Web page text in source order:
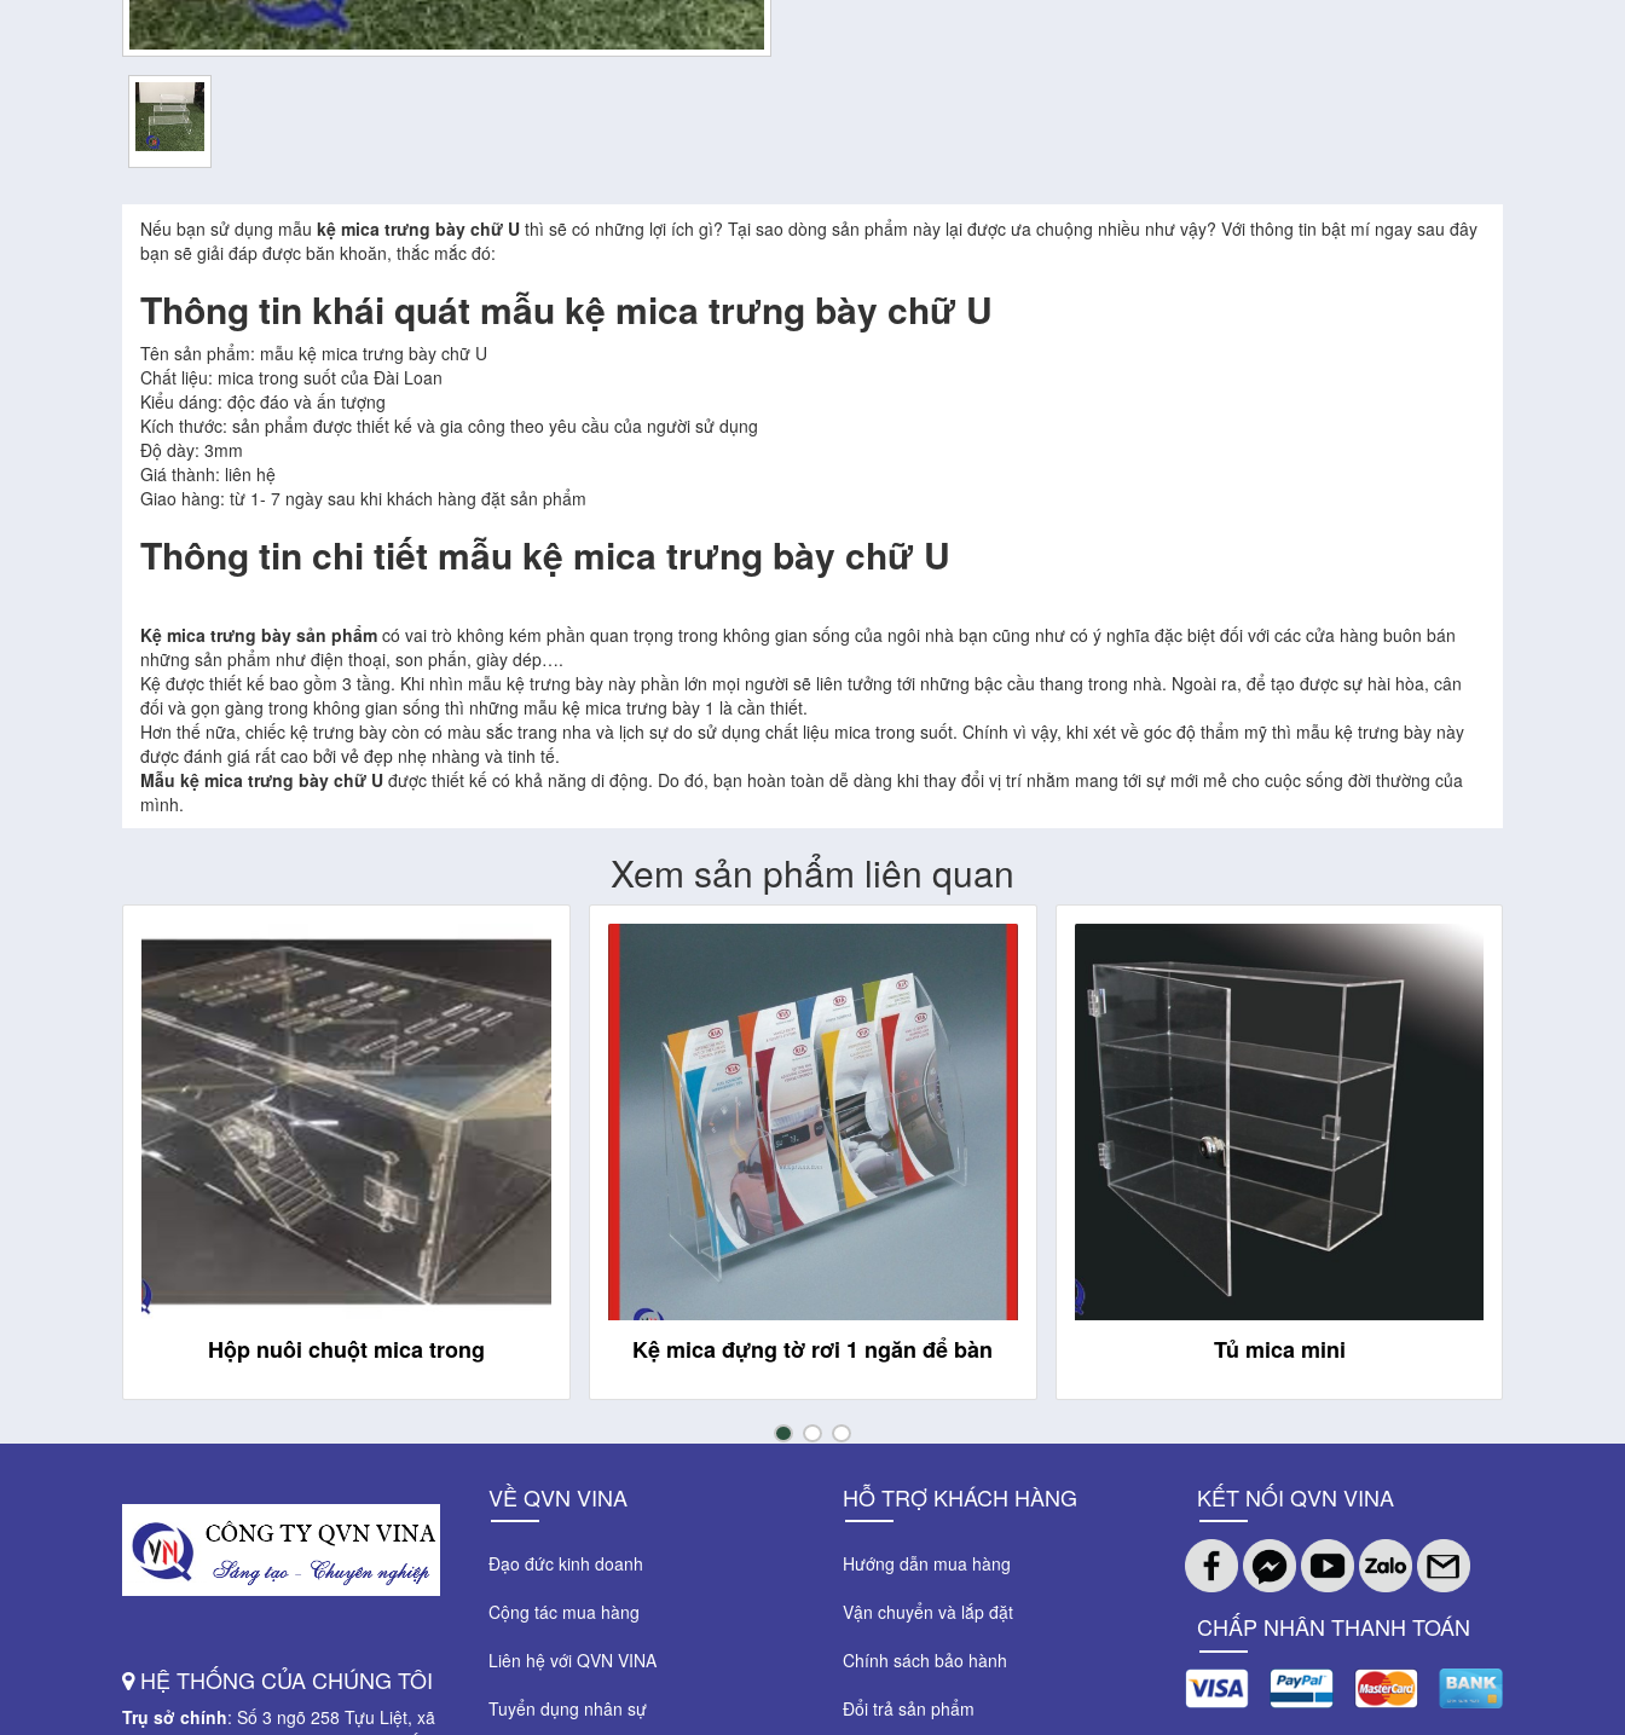
Nếu bạn sử dụng mẫu kệ mica trưng bày chữ Uthì sẽ có những lợi ích gì? Tại sao dòng sản phẩm này lại được ưa chuộng nhiều như vậy? Với thông tin bật mí ngay sau đây
bạn sẽ giải đáp được băn khoăn, thắc mắc đó:
Thông tin khái quát mẫu kệ mica trưng bày chữ U
Tên sản phẩm: mẫu kệ mica trưng bày chữ U
Chất liệu: mica trong suốt của Đài Loan
Kiểu dáng: độc đáo và ấn tượng
Kích thước: sản phẩm được thiết kế và gia công theo yêu cầu của người sử dụng
Độ dày: 3mm
Giá thành: liên hệ
Giao hàng: từ 1- 7 ngày sau khi khách hàng đặt sản phẩm
Thông tin chi tiết mẫu kệ mica trưng bày chữ U
Kệ mica trưng bày sản phẩmcó vai trò không kém phần quan trọng trong không gian sống của ngôi nhà bạn cũng như có ý nghĩa đặc biệt đối với các cửa hàng buôn bán
những sản phẩm như điện thoại, son phấn, giày dép….
Kệ được thiết kế bao gồm 3 tầng. Khi nhìn mẫu kệ trưng bày này phần lớn mọi người sẽ liên tưởng tới những bậc cầu thang trong nhà. Ngoài ra, để tạo được sự hài hòa, cân
đối và gọn gàng trong không gian sống thì những mẫu kệ mica trưng bày 1 là cần thiết.
Hơn thế nữa, chiếc kệ trưng bày còn có màu sắc trang nha và lịch sự do sử dụng chất liệu mica trong suốt. Chính vì vậy, khi xét về góc độ thẩm mỹ thì mẫu kệ trưng bày này
được đánh giá rất cao bởi vẻ đẹp nhẹ nhàng và tinh tế.
Mẫu kệ mica trưng bày chữ Uđược thiết kế có khả năng di động. Do đó, bạn hoàn toàn dễ dàng khi thay đổi vị trí nhằm mang tới sự mới mẻ cho cuộc sống đời thường của
mình.
Xem sản phẩm liên quan
Kệ mica đựng tờ rơi 1 ngăn để bàn Tủ mica mini Khay mica
HỆ THỐNG CỦA CHÚNG TÔI
Trụ sở chính: Số 3 ngõ 258 Tựu Liệt, xã
VỀ QVN VINA
Đạo đức kinh doanh
Cộng tác mua hàng
Liên hệ với QVN VINA
Tuyển dụng nhân sự
HỖ TRỢ KHÁCH HÀNG
Hướng dẫn mua hàng
Vận chuyển và lắp đặt
Chính sách bảo hành
Đổi trả sản phẩm
KẾT NỐI QVN VINA
CHẤP NHÂN THANH TOÁN